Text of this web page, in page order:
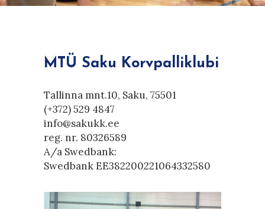
MTÜ Saku Korvpalliklubi
Tallinna mnt.10, Saku, 75501
(+372) 529 4847
info@sakukk.ee
reg. nr. 80326589
A/a Swedbank:
Swedbank EE382200221064332580